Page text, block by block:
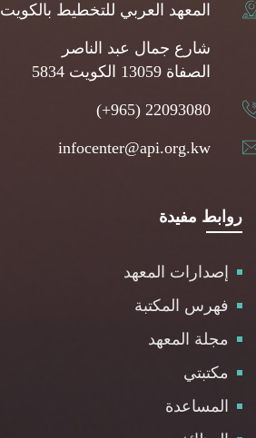
المعهد العربي للتخطيط بالكويت
شارع جمال عبد الناصر
5834 الصفاة 13059 الكويت
(+965) 22093080
infocenter@api.org.kw
روابط مفيدة
إصدارات المعهد
فهرس المكتبة
مجلة المعهد
مكتبتي
المساعدة